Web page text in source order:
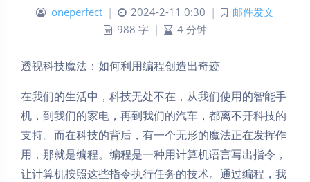
oneperfect | 2024-2-11 0:30 |
邮件发文
988 字 | 4 分钟
透视科技魔法：如何利用编程创造出奇迹
在我们的生活中，科技无处不在，从我们使用的智能手
机，到我们的家电，再到我们的汽车，都离不开科技的
支持。而在科技的背后，有一个无形的魔法正在发挥作
用，那就是编程。编程是一种用计算机语言写出指令，
让计算机按照这些指令执行任务的技术。通过编程，我